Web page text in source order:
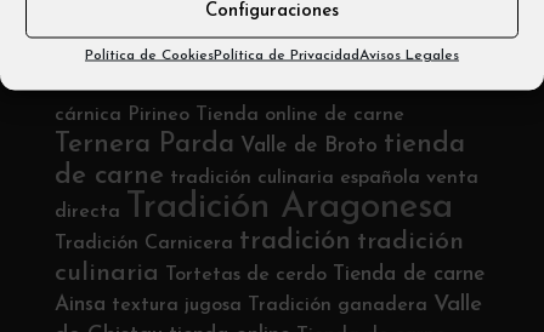
Configuraciones
Política de CookiesPolítica de PrivacidadAvisos Legales
Etiquetas
cárnica Pirineo
Tienda online de carne
Ternera Parda Valle de Broto tienda
de carne tradición culinaria española venta
directa
Tradición Aragonesa
Tradición Carnicera tradición tradición
culinaria
Tortetas de cerdo
Tienda de carne
Ainsa textura jugosa Tradición ganadera Valle